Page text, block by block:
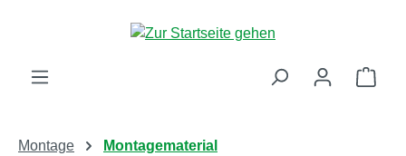
Zum Hauptinhalt springen
Montage Montagematerial